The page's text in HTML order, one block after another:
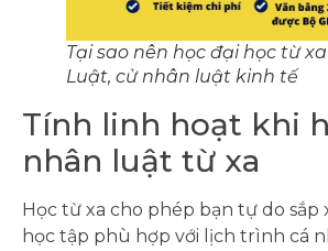
Tại sao nên học đại học từ
Luật, cử nhân luật kinh tế
Tính linh hoạt khi
nhân luật từ xa
Học từ xa cho phép bạn tự do sắp
học tập phù hợp với lịch trình cá